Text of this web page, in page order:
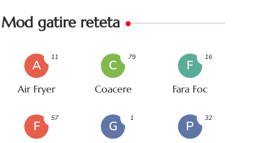
Mod gatire reteta
A
Air Fryer
11
C
Coacere
79
F
Fara Foc
16
F
57
G
1
P
32